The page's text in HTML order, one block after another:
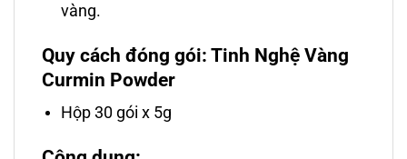
vàng.
Quy cách đóng gói: Tinh Nghệ Vàng
Curmin Powder
Hộp 30 gói x 5g